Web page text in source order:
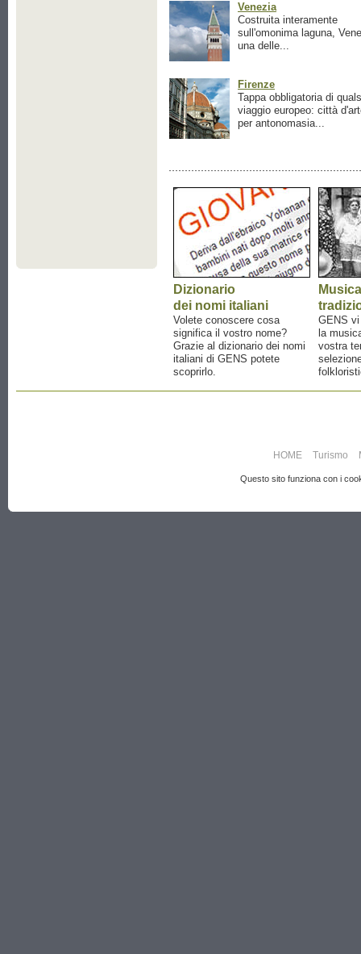
Venezia
Costruita interamente
sull'omonima laguna,
una delle...
Firenze
Tappa obbligatoria di
viaggio europeo: città
per antonomasia...
Dizionario
dei nomi italiani
Volete conoscere cosa
significa il vostro nome?
Grazie al dizionario dei nomi
italiani di GENS potete
scoprirlo.
Musica
GENS
la
vostra
HOME Turismo
Questo sito funziona con i